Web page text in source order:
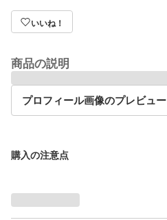
いいね！
商品の説明
プロフィール画像のプレビュー
購入の注意点